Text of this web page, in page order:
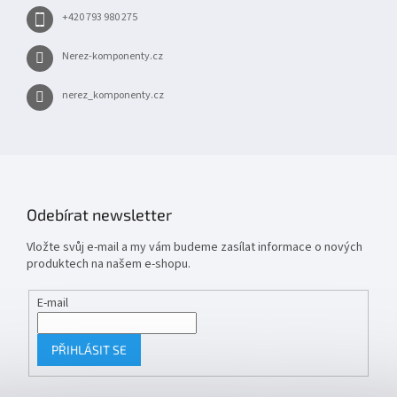
+420 793 980 275
Nerez-komponenty.cz
nerez_komponenty.cz
Odebírat newsletter
Vložte svůj e-mail a my vám budeme zasílat informace o nových
produktech na našem e-shopu.
E-mail
PŘIHLÁSIT SE